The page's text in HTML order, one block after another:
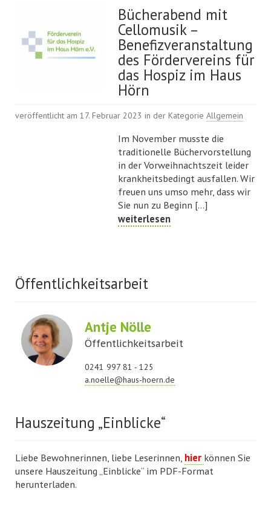
Bücherabend mit
Cellomusik –
Benefizveranstaltung
des Fördervereins für
das Hospiz im Haus
Hörn
veröffentlicht am 17. Februar 2023 in der Kategorie Allgemein
Im November musste die
traditionelle Büchervorstellung
in der Vorweihnachtszeit leider
krankheitsbedingt ausfallen. Wir
freuen uns umso mehr, dass wir
Sie nun zu Beginn [...]
weiterlesen
Öffentlichkeitsarbeit
Antje Nölle
Öffentlichkeitsarbeit
0241 997 81 - 125
a.noelle@haus-hoern.de
Hauszeitung „Einblicke“
Liebe Bewohnerinnen, liebe Leserinnen, hier können Sie
unsere Hauszeitung „Einblicke“ im PDF-Format
herunterladen.